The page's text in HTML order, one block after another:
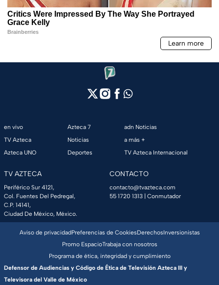
en vivo
TV Azteca
Azteca UNO
Azteca 7
Noticias
Deportes
adn Noticias
a más +
TV Azteca Internacional
TV AZTECA
Periférico Sur 4121,
Col. Fuentes Del Pedregal,
C.P. 14141,
Ciudad De México, México.
CONTACTO
contacto@tvazteca.com
55 1720 1313 | Conmutador
Aviso de privacidadPreferencias de CookiesDerechosInversionistas
Promo EspacioTrabaja con nosotros
Programa de ética, integridad y cumplimiento
Defensor de Audiencias y Código de Ética de Televisión Azteca III y
Televisora del Valle de México